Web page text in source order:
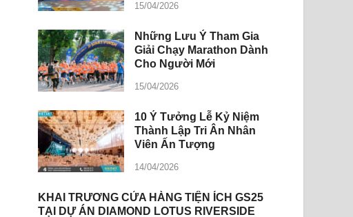
15/04/2026
Những Lưu Ý Tham Gia
Giải Chạy Marathon Dành
Cho Người Mới
15/04/2026
10 Ý Tưởng Lễ Kỷ Niệm
Thành Lập Tri Ân Nhân
Viên Ấn Tượng
14/04/2026
KHAI TRƯƠNG CỬA HÀNG TIỆN ÍCH GS25
TẠI DỰ ÁN DIAMOND LOTUS RIVERSIDE